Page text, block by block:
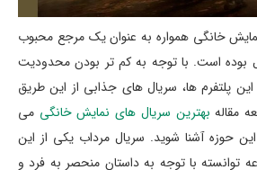
خانگی همواره به عنوان یک مرجع محبوب
بوده است. با توجه به کم تر بودن محدودیت
پلتفرم ها، سریال های جذابی از این طریق
مقاله بهترین سریال های نمایش خانگی می
این حوزه آشنا شوید. سریال مرداب یکی از این
توانسته با توجه به داستان منحصر به فرد و